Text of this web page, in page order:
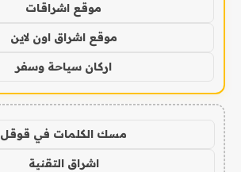
موقع اشراقات
موقع اشراق اون لاين
اركان سياحة وسفر
مسك الكلمات في قوقل
اشراق التقنية